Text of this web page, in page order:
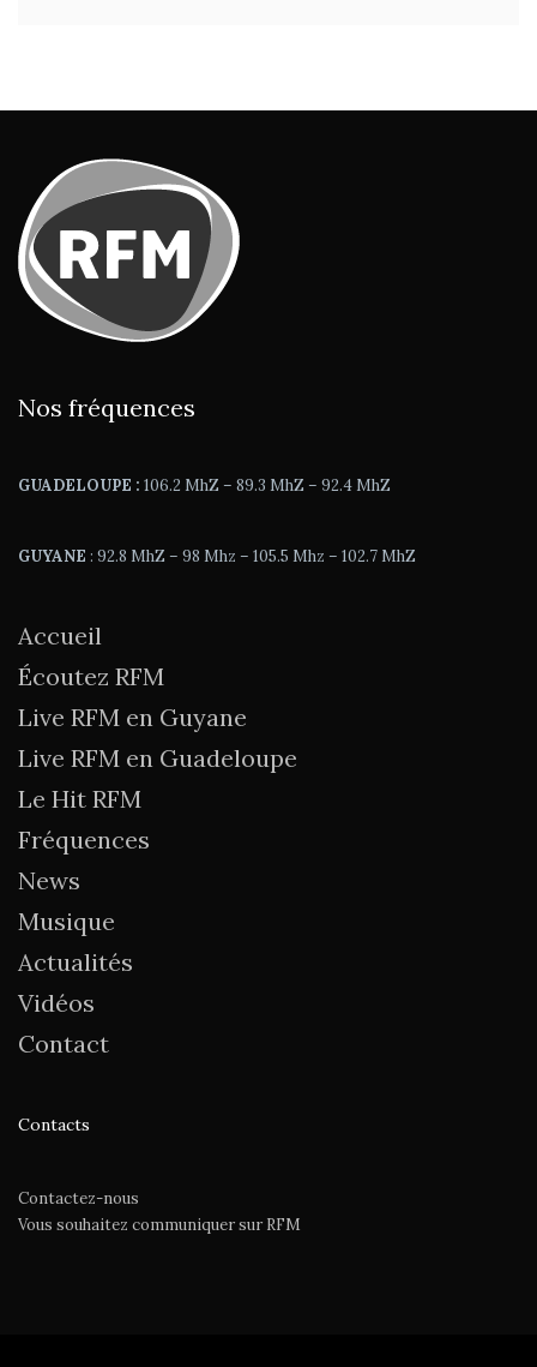
Nos fréquences
GUADELOUPE : 106.2 MhZ – 89.3 MhZ – 92.4 MhZ
GUYANE : 92.8 MhZ – 98 Mhz – 105.5 Mhz – 102.7 MhZ
Accueil
Écoutez RFM
Live RFM en Guyane
Live RFM en Guadeloupe
Le Hit RFM
Fréquences
News
Musique
Actualités
Vidéos
Contact
Contacts
Contactez-nous
Vous souhaitez communiquer sur RFM